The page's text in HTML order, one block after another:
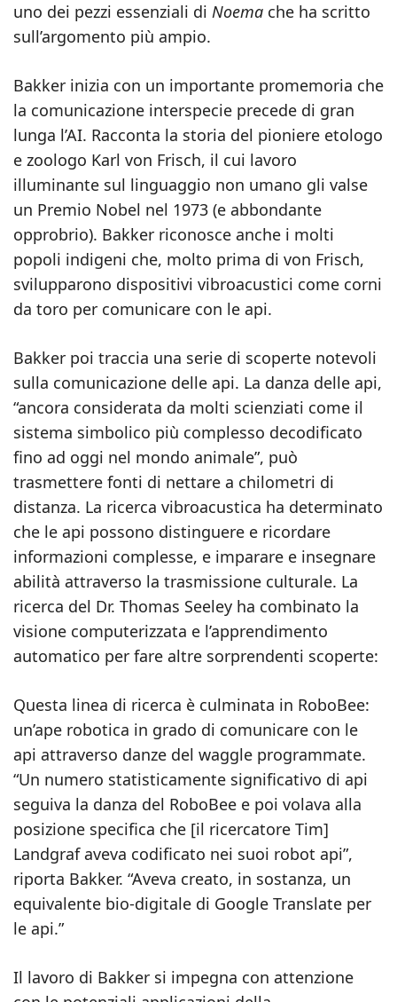
uno dei pezzi essenziali di Noema che ha scritto
sull’argomento più ampio.
Bakker inizia con un importante promemoria che
la comunicazione interspecie precede di gran
lunga l’AI. Racconta la storia del pioniere etologo
e zoologo Karl von Frisch, il cui lavoro
illuminante sul linguaggio non umano gli valse
un Premio Nobel nel 1973 (e abbondante
opprobrio). Bakker riconosce anche i molti
popoli indigeni che, molto prima di von Frisch,
svilupparono dispositivi vibroacustici come corni
da toro per comunicare con le api.
Bakker poi traccia una serie di scoperte notevoli
sulla comunicazione delle api. La danza delle api,
“ancora considerata da molti scienziati come il
sistema simbolico più complesso decodificato
fino ad oggi nel mondo animale”, può
trasmettere fonti di nettare a chilometri di
distanza. La ricerca vibroacustica ha determinato
che le api possono distinguere e ricordare
informazioni complesse, e imparare e insegnare
abilità attraverso la trasmissione culturale. La
ricerca del Dr. Thomas Seeley ha combinato la
visione computerizzata e l’apprendimento
automatico per fare altre sorprendenti scoperte:
Questa linea di ricerca è culminata in RoboBee:
un’ape robotica in grado di comunicare con le
api attraverso danze del waggle programmate.
“Un numero statisticamente significativo di api
seguiva la danza del RoboBee e poi volava alla
posizione specifica che [il ricercatore Tim]
Landgraf aveva codificato nei suoi robot api”,
riporta Bakker. “Aveva creato, in sostanza, un
equivalente bio-digitale di Google Translate per
le api.”
Il lavoro di Bakker si impegna con attenzione